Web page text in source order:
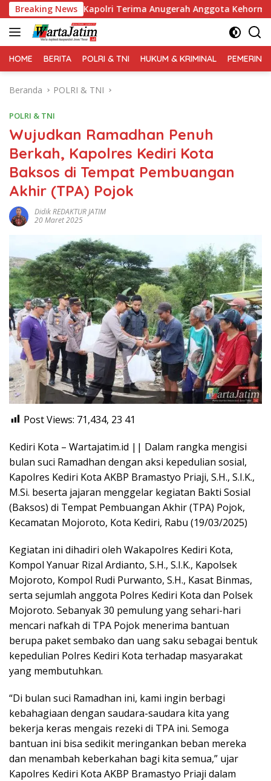
Langsung
ke
konten
Breaking News
Kapolri Terima Anugerah Anggota Kehormatan
HOME BERITA POLRI & TNI HUKUM & KRIMINAL
Beranda POLRI & TNI
POLRI & TNI
Wujudkan Ramadhan Penuh
Berkah, Kapolres Kediri Kota
Baksos di Tempat Pembuangan
Akhir (TPA) Pojok
Didik REDAKTUR JATIM
20 Maret 2025
Post Views: 71,434, 23 41
Kediri Kota – Wartajatim.id || Dalam rangka mengisi
bulan suci Ramadhan dengan aksi kepedulian sosial,
Kapolres Kediri Kota AKBP Bramastyo Priaji, S.H., S.I.K.,
M.Si. beserta jajaran menggelar kegiatan Bakti Sosial
(Baksos) di Tempat Pembuangan Akhir (TPA) Pojok,
Kecamatan Mojoroto, Kota Kediri, Rabu (19/03/2025)
Kegiatan ini dihadiri oleh Wakapolres Kediri Kota,
Kompol Yanuar Rizal Ardianto, S.H., S.I.K., Kapolsek
Mojoroto, Kompol Rudi Purwanto, S.H., Kasat Binmas,
serta sejumlah anggota Polres Kediri Kota dan Polsek
Mojoroto. Sebanyak 30 pemulung yang sehari-hari
mencari nafkah di TPA Pojok menerima bantuan
berupa paket sembako dan uang saku sebagai bentuk
kepedulian Polres Kediri Kota terhadap masyarakat
yang membutuhkan.
“Di bulan suci Ramadhan ini, kami ingin berbagi
kebahagiaan dengan saudara-saudara kita yang
bekerja keras mengais rezeki di TPA ini. Semoga
bantuan ini bisa sedikit meringankan beban mereka
dan menambah keberkahan bagi kita semua,” ujar
Kapolres Kediri Kota AKBP Bramastyo Priaji dalam